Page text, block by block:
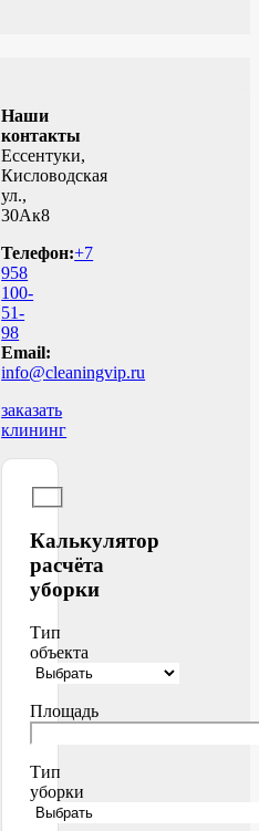
Наши
контакты
Ессентуки,
Кисловодская
ул.,
30Ак8
Телефон:+7
958
100-
51-
98
Email:
info@cleaningvip.ru
заказать
клининг
Калькулятор
расчёта
уборки
Тип
объекта
Площадь
Тип
уборки